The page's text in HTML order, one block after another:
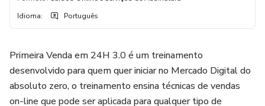
Idioma: Português
Primeira Venda em 24H 3.0 é um treinamento
desenvolvido para quem quer iniciar no Mercado Digital do
absoluto zero, o treinamento ensina técnicas de vendas
on-line que pode ser aplicada para qualquer tipo de